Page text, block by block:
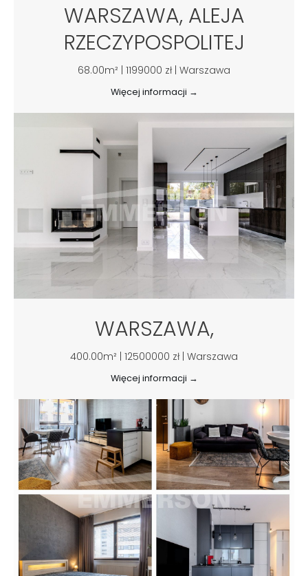
WARSZAWA, ALEJA
RZECZYPOSPOLITEJ
68.00m² | 1199000 zł | Warszawa
Więcej informacji →
WARSZAWA,
400.00m² | 12500000 zł | Warszawa
Więcej informacji →